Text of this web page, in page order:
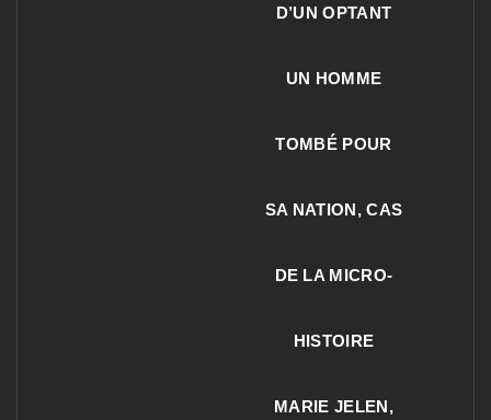
D’UN OPTANT
UN HOMME
TOMBÉ POUR
SA NATION, CAS
DE LA MICRO-
HISTOIRE
MARIE JELEN,